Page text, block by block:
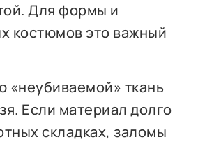
Для формы и
костюмов это важный
«неубиваемой» ткань
Если материал долго
складках, заломы